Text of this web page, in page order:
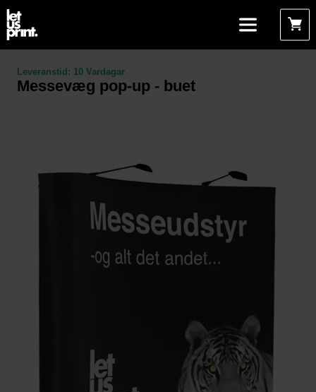
Leveranstid: 10 Vardagar
Messevæg pop-up - buet